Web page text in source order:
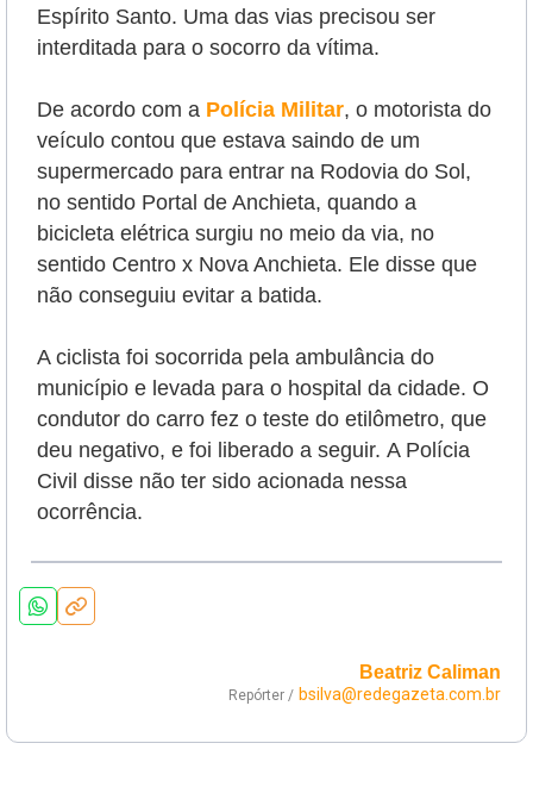
Espírito Santo. Uma das vias precisou ser
interditada para o socorro da vítima.
De acordo com a Polícia Militar, o motorista do
veículo contou que estava saindo de um
supermercado para entrar na Rodovia do Sol,
no sentido Portal de Anchieta, quando a
bicicleta elétrica surgiu no meio da via, no
sentido Centro x Nova Anchieta. Ele disse que
não conseguiu evitar a batida.
A ciclista foi socorrida pela ambulância do
município e levada para o hospital da cidade. O
condutor do carro fez o teste do etilômetro, que
deu negativo, e foi liberado a seguir. A Polícia
Civil disse não ter sido acionada nessa
ocorrência.
Beatriz Caliman
Repórter / bsilva@redegazeta.com.br